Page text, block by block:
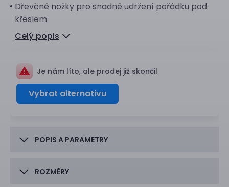
Dřevěné nožky pro snadné udržení pořádku pod
křeslem
Celý popis
Je nám líto, ale prodej již skončil
Vybrat alternativu
POPIS A PARAMETRY
ROZMĚRY